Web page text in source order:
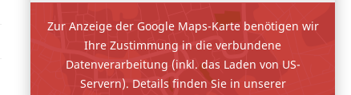
Zur Anzeige der Google Maps-Karte benötigen wir
Ihre Zustimmung in die verbundene
Datenverarbeitung (inkl. das Laden von US-
Servern). Details finden Sie in unserer